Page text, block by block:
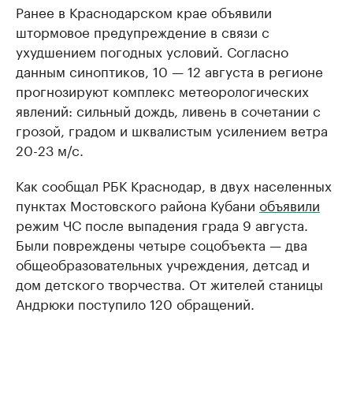
Ранее в Краснодарском крае объявили
штормовое предупреждение в связи с
ухудшением погодных условий. Согласно
данным синоптиков, 10 — 12 августа в регионе
прогнозируют комплекс метеорологических
явлений: сильный дождь, ливень в сочетании с
грозой, градом и шквалистым усилением ветра
20-23 м/с.
Как сообщал РБК Краснодар, в двух населенных
пунктах Мостовского района Кубани объявили
режим ЧС после выпадения града 9 августа.
Были повреждены четыре соцобъекта — два
общеобразовательных учреждения, детсад и
дом детского творчества. От жителей станицы
Андрюки поступило 120 обращений.